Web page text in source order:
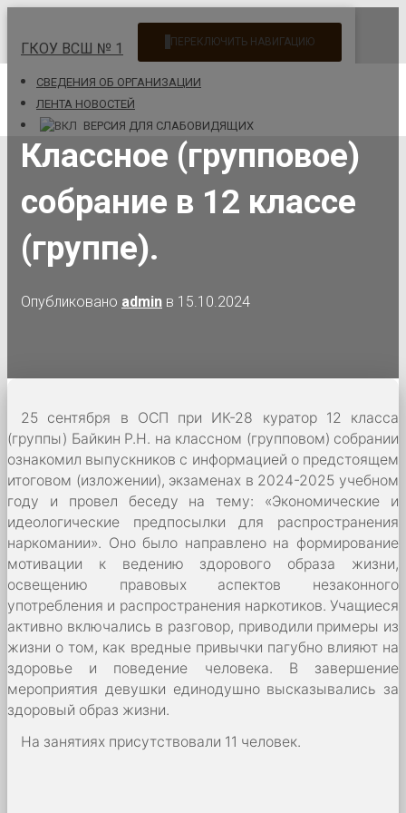
ГКОУ ВСШ № 1 ПЕРЕКЛЮЧИТЬ НАВИГАЦИЮ
CВЕДЕНИЯ ОБ ОРГАНИЗАЦИИ
ЛЕНТА НОВОСТЕЙ
ВЕРСИЯ ДЛЯ СЛАБОВИДЯЩИХ
Классное (групповое)
собрание в 12 классе
(группе).
Опубликовано admin в 15.10.2024
25 сентября в ОСП при ИК-28 куратор 12 класса
(группы) Байкин Р.Н. на классном (групповом) собрании
ознакомил выпускников с информацией о предстоящем
итоговом (изложении), экзаменах в 2024-2025 учебном
году и провел беседу на тему: «Экономические и
идеологические предпосылки для распространения
наркомании». Оно было направлено на формирование
мотивации к ведению здорового образа жизни,
освещению правовых аспектов незаконного
употребления и распространения наркотиков. Учащиеся
активно включались в разговор, приводили примеры из
жизни о том, как вредные привычки пагубно влияют на
здоровье и поведение человека. В завершение
мероприятия девушки единодушно высказывались за
здоровый образ жизни.
На занятиях присутствовали 11 человек.